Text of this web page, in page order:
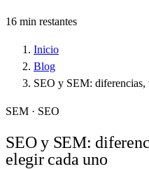
16 min restantes
Inicio
Blog
SEO y SEM: diferencias,
SEM · SEO
SEO y SEM:
elegir cada uno